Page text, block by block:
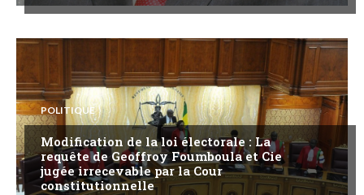
POLITIQUE
Modification de la loi électorale : La
requête de Geoffroy Foumboula et Cie
jugée irrecevable par la Cour
constitutionnelle